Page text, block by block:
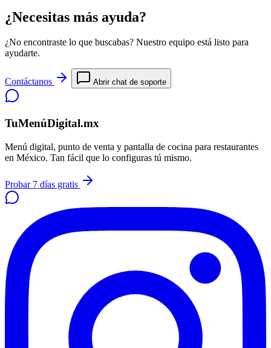
¿Necesitas más ayuda?
¿No encontraste lo que buscabas? Nuestro equipo está listo para
ayudarte.
Contáctanos Abrir chat de soporte
TuMenúDigital.mx
Menú digital, punto de venta y pantalla de cocina para restaurantes
en México. Tan fácil que lo configuras tú mismo.
Probar 7 días gratis